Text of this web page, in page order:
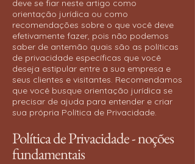
deve se fiar neste artigo como
orientação jurídica ou como
recomendações sobre o que você deve
efetivamente fazer, pois não podemos
saber de antemão quais são as políticas
de privacidade específicas que você
deseja estipular entre a sua empresa e
seus clientes e visitantes. Recomendamos
que você busque orientação jurídica se
precisar de ajuda para entender e criar
sua própria Política de Privacidade.
Política de Privacidade - noções
fundamentais